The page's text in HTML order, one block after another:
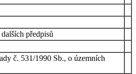
předpisů
č. 531/1990 Sb., o územních